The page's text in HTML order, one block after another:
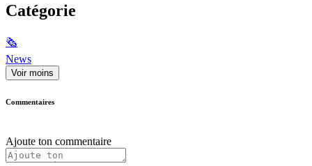
Catégorie
🗞
News
Voir moins
Commentaires
Ajoute ton commentaire